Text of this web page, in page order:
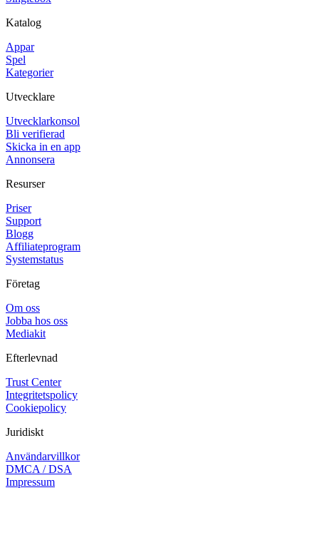
Katalog
Appar
Spel
Kategorier
Utvecklare
Utvecklarkonsol
Bli verifierad
Skicka in en app
Annonsera
Resurser
Priser
Support
Blogg
Affiliateprogram
Systemstatus
Företag
Om oss
Jobba hos oss
Mediakit
Efterlevnad
Trust Center
Integritetspolicy
Cookiepolicy
Juridiskt
Användarvillkor
DMCA / DSA
Impressum